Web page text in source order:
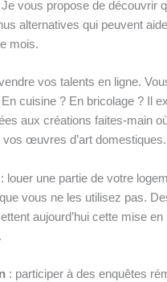
vous propose de découvrir
alternatives qui peuvent
mois.
vos talents en ligne.
cuisine ? En bricolage ? Il
aux créations faites-main
œuvres d’art domestiques.
louer une partie de votre
vous ne les utilisez pas.
aujourd’hui cette mise en
: participer à des enquêtes